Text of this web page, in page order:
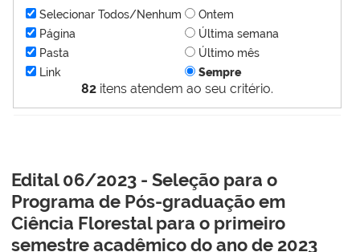
82 itens atendem ao seu critério.
Selecionar Todos/Nenhum
Página
Pasta
Link
Ontem
Última semana
Último mês
Sempre
Edital 06/2023 - Seleção para o
Programa de Pós-graduação em
Ciência Florestal para o primeiro
semestre acadêmico do ano de 2023